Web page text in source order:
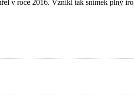
v roce 2016. Vznikl tak snímek plný